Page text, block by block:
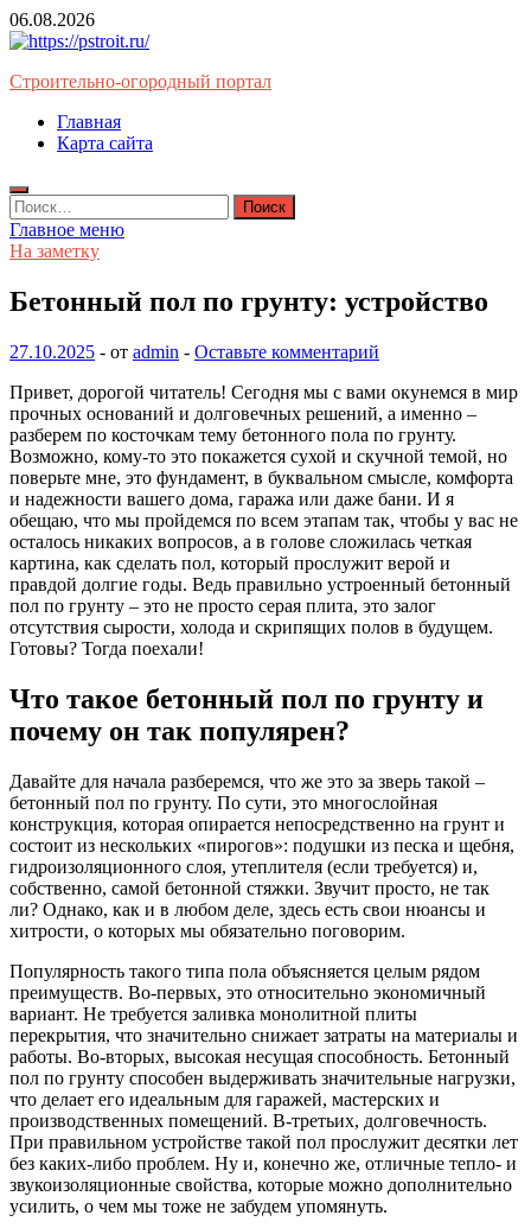
Перейти
к
06.08.2026
Строительно-огородный портал
Главная
Карта сайта
Найти:
Главное меню
На заметку
Бетонный пол по грунту: устройство
27.10.2025 - от admin - Оставьте комментарий
Привет, дорогой читатель! Сегодня мы с вами окунемся в мир
прочных оснований и долговечных решений, а именно –
разберем по косточкам тему бетонного пола по грунту.
Возможно, кому-то это покажется сухой и скучной темой, но
поверьте мне, это фундамент, в буквальном смысле, комфорта
и надежности вашего дома, гаража или даже бани. И я
обещаю, что мы пройдемся по всем этапам так, чтобы у вас не
осталось никаких вопросов, а в голове сложилась четкая
картина, как сделать пол, который прослужит верой и
правдой долгие годы. Ведь правильно устроенный бетонный
пол по грунту – это не просто серая плита, это залог
отсутствия сырости, холода и скрипящих полов в будущем.
Готовы? Тогда поехали!
Что такое бетонный пол по грунту и
почему он так популярен?
Давайте для начала разберемся, что же это за зверь такой –
бетонный пол по грунту. По сути, это многослойная
конструкция, которая опирается непосредственно на грунт и
состоит из нескольких «пирогов»: подушки из песка и щебня,
гидроизоляционного слоя, утеплителя (если требуется) и,
собственно, самой бетонной стяжки. Звучит просто, не так
ли? Однако, как и в любом деле, здесь есть свои нюансы и
хитрости, о которых мы обязательно поговорим.
Популярность такого типа пола объясняется целым рядом
преимуществ. Во-первых, это относительно экономичный
вариант. Не требуется заливка монолитной плиты
перекрытия, что значительно снижает затраты на материалы и
работы. Во-вторых, высокая несущая способность. Бетонный
пол по грунту способен выдерживать значительные нагрузки,
что делает его идеальным для гаражей, мастерских и
производственных помещений. В-третьих, долговечность.
При правильном устройстве такой пол прослужит десятки лет
без каких-либо проблем. Ну и, конечно же, отличные тепло- и
звукоизоляционные свойства, которые можно дополнительно
усилить, о чем мы тоже не забудем упомянуть.